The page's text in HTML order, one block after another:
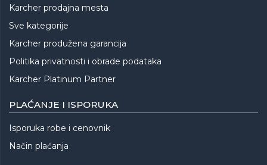
Karcher prodajna mesta
Sve kategorije
Karcher produžena garancija
Politika privatnosti i obrade podataka
Karcher Platinum Partner
PLAĆANJE I ISPORUKA
Isporuka robe i cenovnik
Način plaćanja